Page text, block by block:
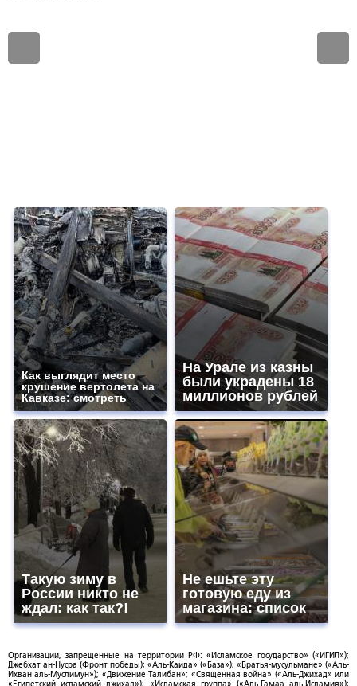
Как выглядит место
крушение вертолета на
Кавказе: смотреть
На Урале из казны
были украдены 18
миллионов рублей
Такую зиму в
России никто не
ждал: как так?!
Не ешьте эту
готовую еду из
магазина: список
Организации, запрещенные на территории РФ: «Исламское государство» («ИГИЛ»);
Джебхат ан-Нусра (Фронт победы); «Аль-Каида» («База»); «Братья-мусульмане» («Аль-
Ихван аль-Муслимун»); «Движение Талибан»; «Священная война» («Аль-Джихад» или
«Египетский исламский джихад»); «Исламская группа» («Аль-Гамаа аль-Исламия»);